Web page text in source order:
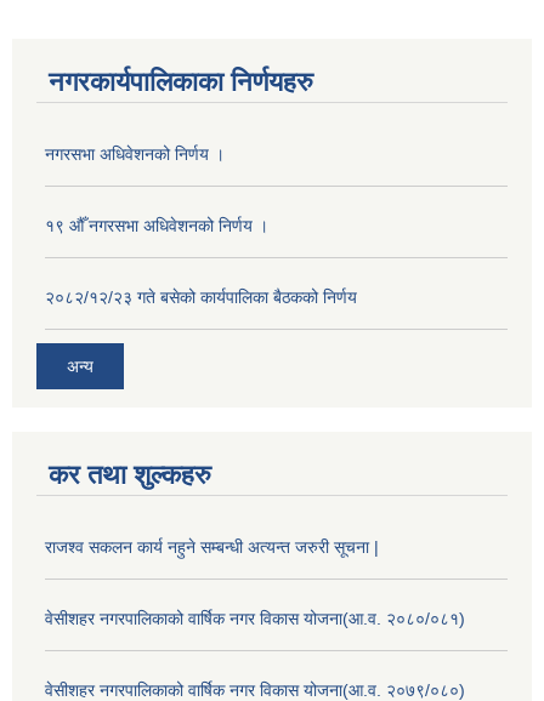
नगरकार्यपालिकाका निर्णयहरु
नगरसभा अधिवेशनको निर्णय ।
१९ औँ नगरसभा अधिवेशनको निर्णय ।
२०८२/१२/२३ गते बसेको कार्यपालिका बैठकको निर्णय
अन्य
कर तथा शुल्कहरु
राजश्व सकलन कार्य नहुने सम्बन्धी अत्यन्त जरुरी सूचना |
वेसीशहर नगरपालिकाको वार्षिक नगर विकास योजना(आ.व. २०८०/०८१)
वेसीशहर नगरपालिकाको वार्षिक नगर विकास योजना(आ.व. २०७९/०८०)